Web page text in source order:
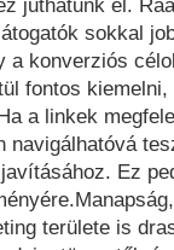
juthatunk el.
sokkal
a konverziós
fontos
a linkek
navigálhatóvá
Ez
területe is